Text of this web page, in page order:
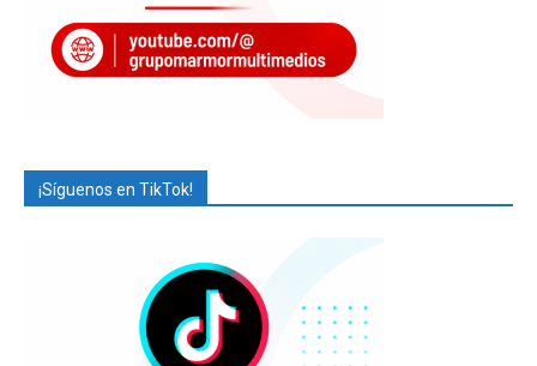
¡Síguenos en TikTok!